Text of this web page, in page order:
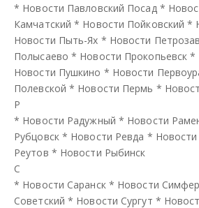
* Новости Павловский Посад *
Камчатский * Новости Пойковский *
Новости Пыть-Ях * Новости
Полысаево * Новости Прокопьевск *
Новости Пушкино * Новости
Полевской * Новости Пермь *
Р
* Новости Радужный * Новости
Рубцовск * Новости Ревда *
Реутов * Новости Рыбинск
С
* Новости Саранск * Новости
Советский * Новости Сургут *